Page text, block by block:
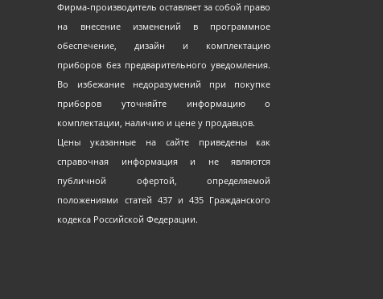
Фирма-производитель оставляет за собой право
на внесение изменений в программное
обеспечение, дизайн и комплектацию
приборов без предварительного уведомления.
Во избежание недоразумений при покупке
приборов уточняйте информацию о
комплектации, наличию и цене у продавцов.
Цены указанные на сайте приведены как
справочная информация и не являются
публичной офертой, определяемой
положениями статей 437 и 435 Гражданского
кодекса Российской Федерации.